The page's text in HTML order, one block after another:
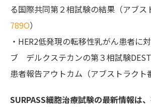
る国際共同第２相試験の結果（アブス
789O）
・HER2低発現の転移性乳がん患者に
ブ デルクステカンの第３相試験
患者報告アウトカム（アブストラクト
SURPASS細胞治療試験の最新情報は